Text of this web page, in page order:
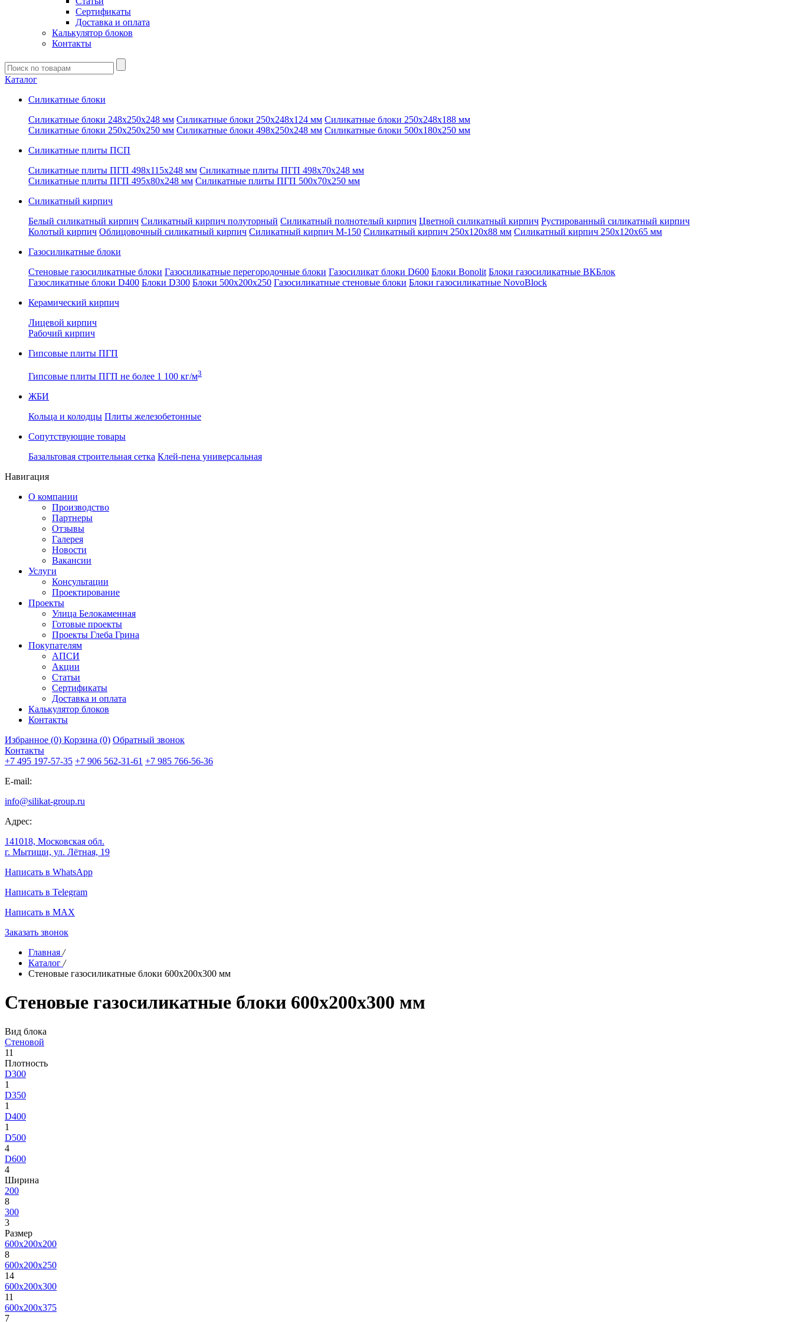
Сертификаты
Доставка и оплата
Калькулятор блоков
Контакты
Введите
запрос
Каталог
Силикатные блоки
Силикатные блоки 248x250x248 мм Силикатные блоки 250x248x124 мм Силикатные блоки 250x248x188 мм
Силикатные блоки 250x250x250 мм Силикатные блоки 498x250x248 мм Силикатные блоки 500x180x250 мм
Силикатные плиты ПСП
Силикатные плиты ПГП 498x115x248 мм Силикатные плиты ПГП 498x70x248 мм
Силикатные плиты ПГП 495x80x248 мм Силикатные плиты ПГП 500x70x250 мм
Силикатный кирпич
Белый силикатный кирпич Силикатный кирпич полуторный Силикатный полнотелый кирпич Цветной силикатный кирпич Рустированный силикатный кирпич
Колотый кирпич Облицовочный силикатный кирпич Силикатный кирпич М-150 Силикатный кирпич 250x120x88 мм Силикатный кирпич 250x120x65 мм
Газосиликатные блоки
Стеновые газосиликатные блоки Газосиликатные перегородочные блоки Газосиликат блоки D600 Блоки Bonolit Блоки газосиликатные ВКБлок
Газосликатные блоки D400 Блоки D300 Блоки 500x200x250 Газосиликатные стеновые блоки Блоки газосиликатные NovoBlock
Керамический кирпич
Лицевой кирпич
Рабочий кирпич
Гипсовые плиты ПГП
Гипсовые плиты ПГП не более 1 100 кг/м3
ЖБИ
Кольца и колодцы Плиты железобетонные
Сопутствующие товары
Базальтовая строительная сетка Клей-пена универсальная
Навигация
О компании
Производство
Партнеры
Отзывы
Галерея
Новости
Вакансии
Услуги
Консультации
Проектирование
Проекты
Улица Белокаменная
Готовые проекты
Проекты Глеба Грина
Покупателям
АПСИ
Акции
Статьи
Сертификаты
Доставка и оплата
Калькулятор блоков
Контакты
Избранное (0) Корзина (0) Обратный звонок
Контакты
+7 495 197-57-35 +7 906 562-31-61 +7 985 766-56-36
E-mail:
info@silikat-group.ru
Адрес:
141018, Московская обл.
г. Мытищи, ул. Лётная, 19
Написать в WhatsApp
Написать в Telegram
Написать в MAX
Заказать звонок
Главная /
Каталог /
Стеновые газосиликатные блоки 600х200х300 мм
Стеновые газосиликатные блоки 600х200х300 мм
Вид блока
Стеновой
11
Плотность
D300
1
D350
1
D400
1
D500
4
D600
4
Ширина
200
8
300
3
Размер
600х200х200
8
600х200х250
14
600х200х300
11
600х200х375
7